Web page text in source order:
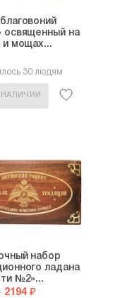
освященный на
и мощах...
30 людям
набор
ладана
№2»...
2194 ₽